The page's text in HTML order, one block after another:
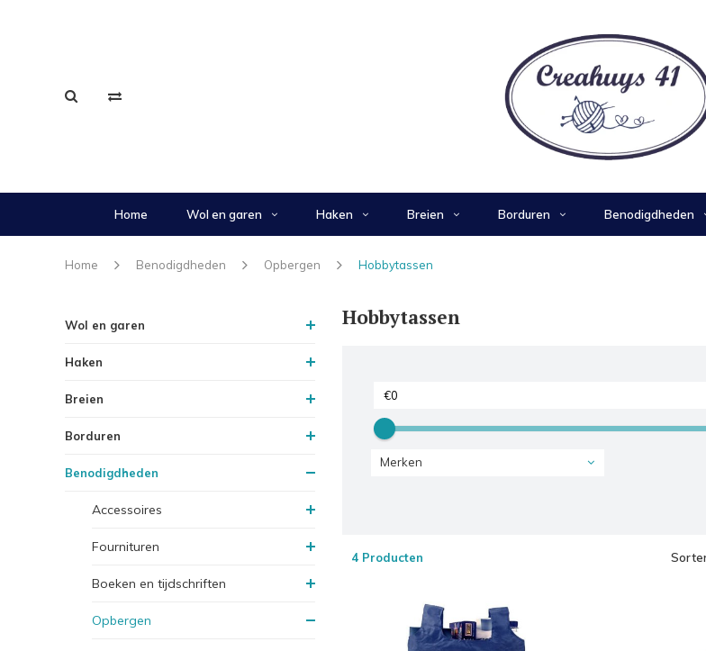
Home Wol en garen Haken Breien Borduren Benodigdheden
Home Benodigdheden Opbergen Hobbytassen
Wol en garen
Haken
Breien
Borduren
Benodigdheden
Accessoires
Fournituren
Boeken en tijdschriften
Opbergen
Hobbytassen
Merken
4 Producten